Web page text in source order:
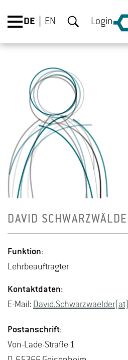
DE EN Login
DAVID
Funk­ti­on:
Lehr­be­auf­trag­ter
Kon­takt­da­ten:
E-Mail:
Post­an­schrift:
Von-La­de-Stra­ße 1